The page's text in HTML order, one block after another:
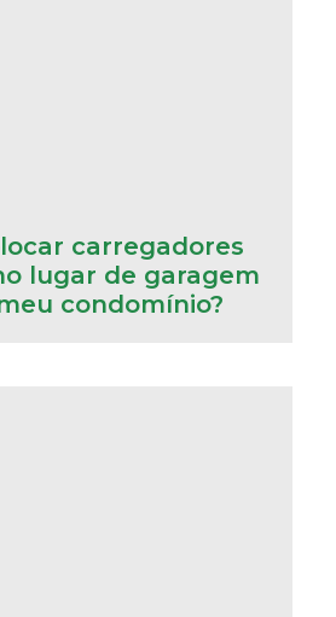
carregadores
lugar de garagem
condomínio?